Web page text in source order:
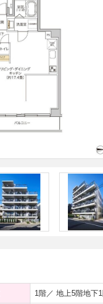
1階／ 地上5階地下